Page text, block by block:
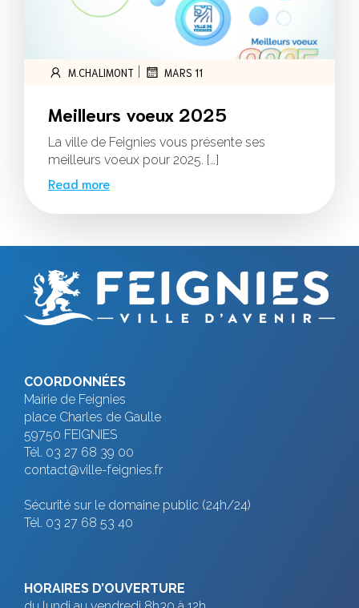
M.CHALIMONT MARS 11
Meilleurs voeux 2025
La ville de Feignies vous présente ses
meilleurs voeux pour 2025. […]
Read more
COORDONNÉES
Mairie de Feignies
place Charles de Gaulle
59750 FEIGNIES
Tél. 03 27 68 39 00
contact@ville-feignies.fr
Sécurité sur le domaine public (24h/24)
Tél. 03 27 68 53 40
HORAIRES D’OUVERTURE